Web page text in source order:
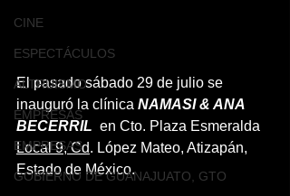
CINE
ESPECTÁCULOS
ALTRUISMO
EMPRESAS
EMPRESAS
GOBIERNO DE GUANAJUATO, GTO
El pasado sábado 29 de julio se
inauguró la clínica NAMASI & ANA
BECERRIL
  en Cto. Plaza Esmeralda
Local 9, Cd. López Mateo, Atizapán,
Estado de México.